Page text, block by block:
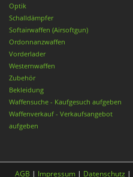
Optik
Schalldämpfer
Softairwaffen (Airsoftgun)
Ordonnanzwaffen
Vorderlader
Westernwaffen
Zubehör
Bekleidung
Waffensuche - Kaufgesuch aufgeben
Waffenverkauf - Verkaufsangebot
aufgeben
AGB | Impressum | Datenschutz |